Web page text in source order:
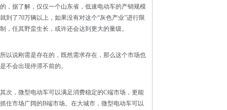
的，据了解，仅仅一个山东省，低速电动车的产销规模
就到了70万辆以上，如果没有对这个“灰色产业”进行限
制，任其野蛮生长，或许还会达到更大的量级。
所以说刚需是存在的，既然需求存在，那么这个市场也
是不会出现停滞不前的。
其次，微型电动车可以满足消费稳定的C端市场，更能
抓住市场广阔的B端市场。在大城市，微型电动车可以